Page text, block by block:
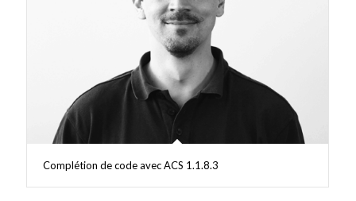
Complétion de code avec ACS 1.1.8.3